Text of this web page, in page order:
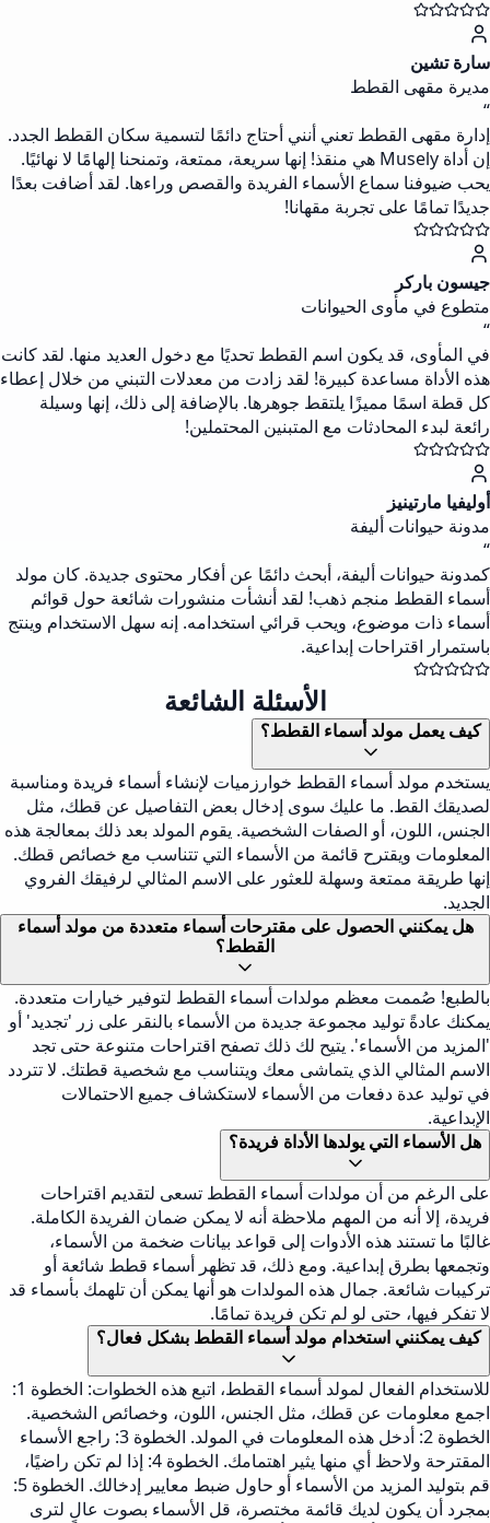
سارة تشين
مديرة مقهى القطط
“
إدارة مقهى القطط تعني أنني أحتاج دائمًا لتسمية سكان القطط الجدد.
إن أداة Musely هي منقذ! إنها سريعة، ممتعة، وتمنحنا إلهامًا لا نهائيًا.
يحب ضيوفنا سماع الأسماء الفريدة والقصص وراءها. لقد أضافت بعدًا
جديدًا تمامًا على تجربة مقهانا!
جيسون باركر
متطوع في مأوى الحيوانات
“
في المأوى، قد يكون اسم القطط تحديًا مع دخول العديد منها. لقد كانت
هذه الأداة مساعدة كبيرة! لقد زادت من معدلات التبني من خلال إعطاء
كل قطة اسمًا مميزًا يلتقط جوهرها. بالإضافة إلى ذلك، إنها وسيلة
رائعة لبدء المحادثات مع المتبنين المحتملين!
أوليفيا مارتينيز
مدونة حيوانات أليفة
“
كمدونة حيوانات أليفة، أبحث دائمًا عن أفكار محتوى جديدة. كان مولد
أسماء القطط منجم ذهب! لقد أنشأت منشورات شائعة حول قوائم
أسماء ذات موضوع، ويحب قرائي استخدامه. إنه سهل الاستخدام وينتج
باستمرار اقتراحات إبداعية.
الأسئلة الشائعة
كيف يعمل مولد أسماء القطط؟
يستخدم مولد أسماء القطط خوارزميات لإنشاء أسماء فريدة ومناسبة
لصديقك القط. ما عليك سوى إدخال بعض التفاصيل عن قطك، مثل
الجنس، اللون، أو الصفات الشخصية. يقوم المولد بعد ذلك بمعالجة هذه
المعلومات ويقترح قائمة من الأسماء التي تتناسب مع خصائص قطك.
إنها طريقة ممتعة وسهلة للعثور على الاسم المثالي لرفيقك الفروي
الجديد.
هل يمكنني الحصول على مقترحات أسماء متعددة من مولد أسماء
القطط؟
بالطبع! صُممت معظم مولدات أسماء القطط لتوفير خيارات متعددة.
يمكنك عادةً توليد مجموعة جديدة من الأسماء بالنقر على زر 'تجديد' أو
'المزيد من الأسماء'. يتيح لك ذلك تصفح اقتراحات متنوعة حتى تجد
الاسم المثالي الذي يتماشى معك ويتناسب مع شخصية قطتك. لا تتردد
في توليد عدة دفعات من الأسماء لاستكشاف جميع الاحتمالات
الإبداعية.
هل الأسماء التي يولدها الأداة فريدة؟
على الرغم من أن مولدات أسماء القطط تسعى لتقديم اقتراحات
فريدة، إلا أنه من المهم ملاحظة أنه لا يمكن ضمان الفريدة الكاملة.
غالبًا ما تستند هذه الأدوات إلى قواعد بيانات ضخمة من الأسماء،
وتجمعها بطرق إبداعية. ومع ذلك، قد تظهر أسماء قطط شائعة أو
تركيبات شائعة. جمال هذه المولدات هو أنها يمكن أن تلهمك بأسماء قد
لا تفكر فيها، حتى لو لم تكن فريدة تمامًا.
كيف يمكنني استخدام مولد أسماء القطط بشكل فعال؟
للاستخدام الفعال لمولد أسماء القطط، اتبع هذه الخطوات: الخطوة 1:
اجمع معلومات عن قطك، مثل الجنس، اللون، وخصائص الشخصية.
الخطوة 2: أدخل هذه المعلومات في المولد. الخطوة 3: راجع الأسماء
المقترحة ولاحظ أي منها يثير اهتمامك. الخطوة 4: إذا لم تكن راضيًا،
قم بتوليد المزيد من الأسماء أو حاول ضبط معايير إدخالك. الخطوة 5:
بمجرد أن يكون لديك قائمة مختصرة، قل الأسماء بصوت عالٍ لترى